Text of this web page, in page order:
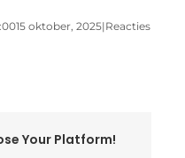
15 oktober, 2025|Reacties
Your Platform!